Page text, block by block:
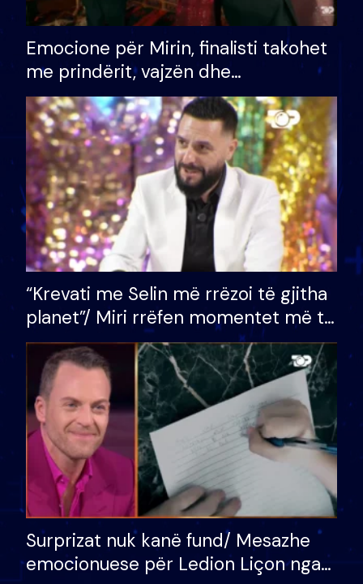
Emocione për Mirin, finalisti takohet
me prindërit, vajzën dhe
bashkëshorten: S’kemi ndonjë letër
divorci apo jo?
“Krevati me Selin më rrëzoi të gjitha
planet”/ Miri rrëfen momentet më të
bukura në shtëpinë e BB VIP: Do më
mungojë zilja e mëngjesit kur…
Surprizat nuk kanë fund/ Mesazhe
emocionuese për Ledion Liçon nga